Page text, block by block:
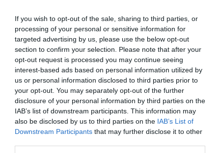
If you wish to opt-out of the sale, sharing to third parties, or
processing of your personal or sensitive information for
targeted advertising by us, please use the below opt-out
section to confirm your selection. Please note that after your
opt-out request is processed you may continue seeing
interest-based ads based on personal information utilized by
us or personal information disclosed to third parties prior to
your opt-out. You may separately opt-out of the further
disclosure of your personal information by third parties on the
IAB’s list of downstream participants. This information may
also be disclosed by us to third parties on the IAB’s List of
Downstream Participants that may further disclose it to other
Στο δεύτερο πάνελ συζήτησης, με τίτλο«Εργασιακό
Περιβάλλον: Εταιρική Κοινωνική Ευθύνη και
Ευκαιρίες για την Προώθηση της
Διαφορετικότητας και των Ανθρωπίνων
Δικαιωμάτων», συμμετέχουν οι:
Πέγκυ Αντωνάκου, Γενική Διευθύντρια Νοτιο-
Ανατολικής Ευρώπης, GOOGLE
Χάρης Μπρουμίδης, Πρόεδρος και Διευθύνων
Σύμβουλος, VODAFONE